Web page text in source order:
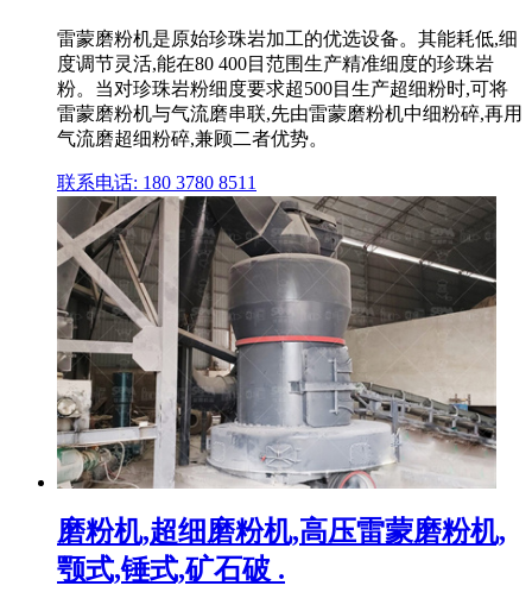
雷蒙磨粉机是原始珍珠岩加工的优选设备。其能耗低,细
度调节灵活,能在80 400目范围生产精准细度的珍珠岩
粉。当对珍珠岩粉细度要求超500目生产超细粉时,可将
雷蒙磨粉机与气流磨串联,先由雷蒙磨粉机中细粉碎,再用
气流磨超细粉碎,兼顾二者优势。
联系电话: 180 3780 8511
磨粉机,超细磨粉机,高压雷蒙磨粉机,
颚式,锤式,矿石破 .